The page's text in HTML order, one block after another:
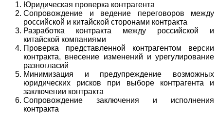
Юридическая проверка контрагента
Сопровождение и ведение переговоров между
российской и китайской сторонами контракта
Разработка контракта между российской и
китайской компаниями
Проверка представленной контрагентом версии
контракта, внесение изменений и урегулирование
разногласий
Минимизация и предупреждение возможных
юридических рисков при выборе контрагента и
заключении контракта
Сопровождение заключения и исполнения
контракта